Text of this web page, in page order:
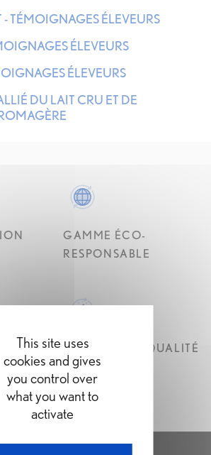
TÉMOIGNAGES ÉLEVEURS
ÉLEVEURS
ÉLEVEURS
DU LAIT CRU ET DE
GAMME ÉCO-
RESPONSABLE
LE
PRODUITS DE QUALITÉ
& CERTIFIÉS
This site uses
cookies and gives
you control over
what you want to
activate